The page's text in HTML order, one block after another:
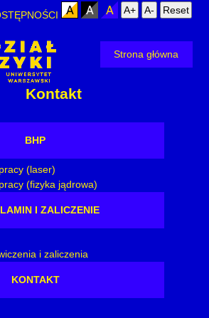
Reset
A-
A+
Strona główna
Kontakt
BHP
(laser)
(fizyka jądrowa)
I ZALICZENIE
i zaliczenia
KONTAKT